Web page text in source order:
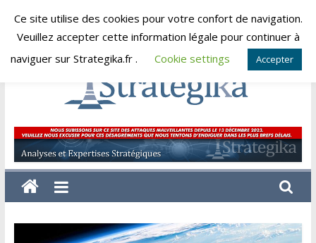
Skip
jeudi, août 6, 2026
Strategika
Expertise
et
Analyses
Ce site utilise des cookies pour votre confort de navigation.
Veuillez accepter cette information légale pour continuer à
naviguer sur Strategika.fr .
Cookie settings Accepter